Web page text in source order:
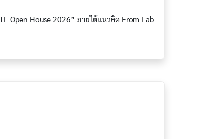
Open House 2026” ภายใต้แนวคิด From Lab